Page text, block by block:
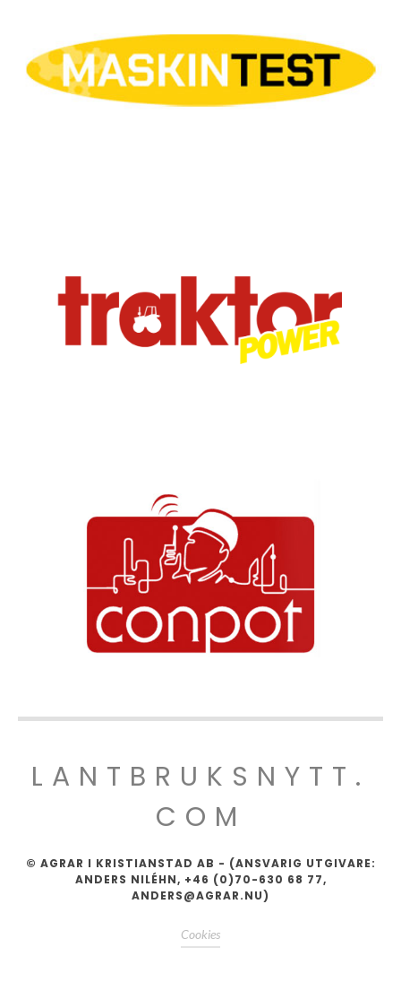
LANTBRUKSNYTT.
COM
© AGRAR I KRISTIANSTAD AB - (ANSVARIG UTGIVARE:
ANDERS NILÉHN, +46 (0)70-630 68 77,
ANDERS@AGRAR.NU)
Cookies